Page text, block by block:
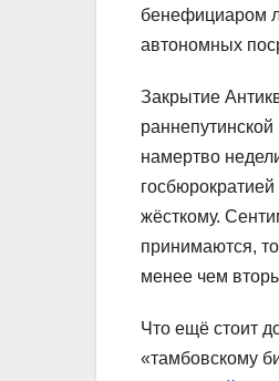
бенефициаром
автономных
Закрытие
намертво
жёсткому.
принимаются,
менее чем
Что ещё стоит
«тамбовскому